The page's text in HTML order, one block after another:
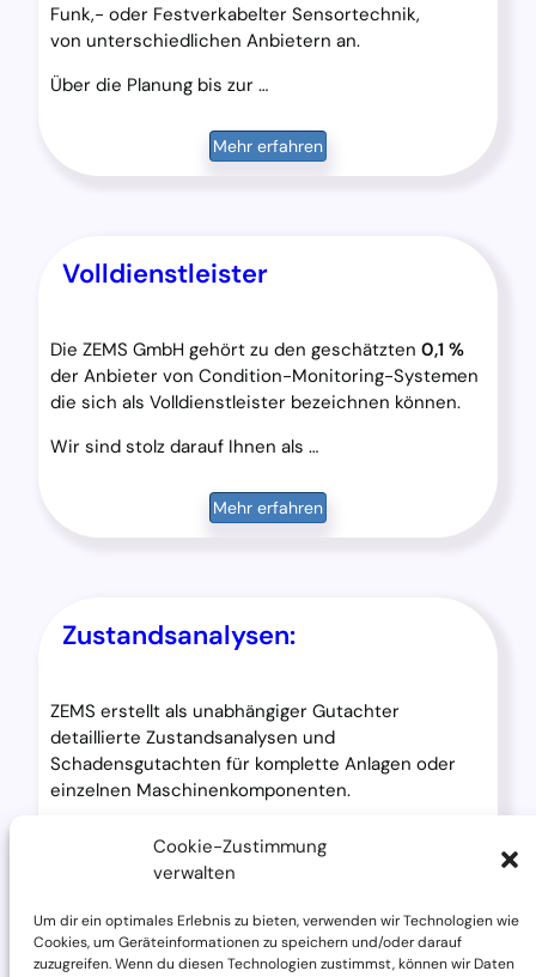
Cookie-Zustimmung
verwalten
Um dir ein optimales Erlebnis zu bieten, verwenden wir Technologien wie
Cookies, um Geräteinformationen zu speichern und/oder darauf
zuzugreifen. Wenn du diesen Technologien zustimmst, können wir Daten
Funk,- oder Festverkabelter Sensortechnik,
von unterschiedlichen Anbietern an.
Über die Planung bis zur …
Mehr erfahren
Volldienstleister
Die ZEMS GmbH gehört zu den geschätzten 0,1 %
der Anbieter von Condition-Monitoring-Systemen
die sich als Volldienstleister bezeichnen können.
Wir sind stolz darauf Ihnen als …
Mehr erfahren
Zustandsanalysen:
ZEMS erstellt als unabhängiger Gutachter
detaillierte Zustandsanalysen und
Schadensgutachten für komplette Anlagen oder
einzelnen Maschinenkomponenten.
Mehr erfahren